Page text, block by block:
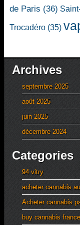
de Paris (36)
Trocadéro (35)
Archives
septembre 2025
août 2025
juin 2025
décembre 2024
Categories
94 vitry
acheter cannabis
Acheter cannabis
buy cannabis france